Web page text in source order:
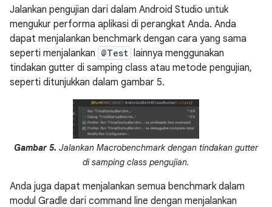
Jalankan pengujian dari dalam Android Studio untuk
mengukur performa aplikasi di perangkat Anda. Anda
dapat menjalankan benchmark dengan cara yang sama
seperti menjalankan @Test
lainnya menggunakan
tindakan gutter di samping class atau metode pengujian,
seperti ditunjukkan dalam gambar 5.
Gambar 5. Jalankan Macrobenchmark dengan tindakan gutter
di samping class pengujian.
Anda juga dapat menjalankan semua benchmark dalam
modul Gradle dari command line dengan menjalankan